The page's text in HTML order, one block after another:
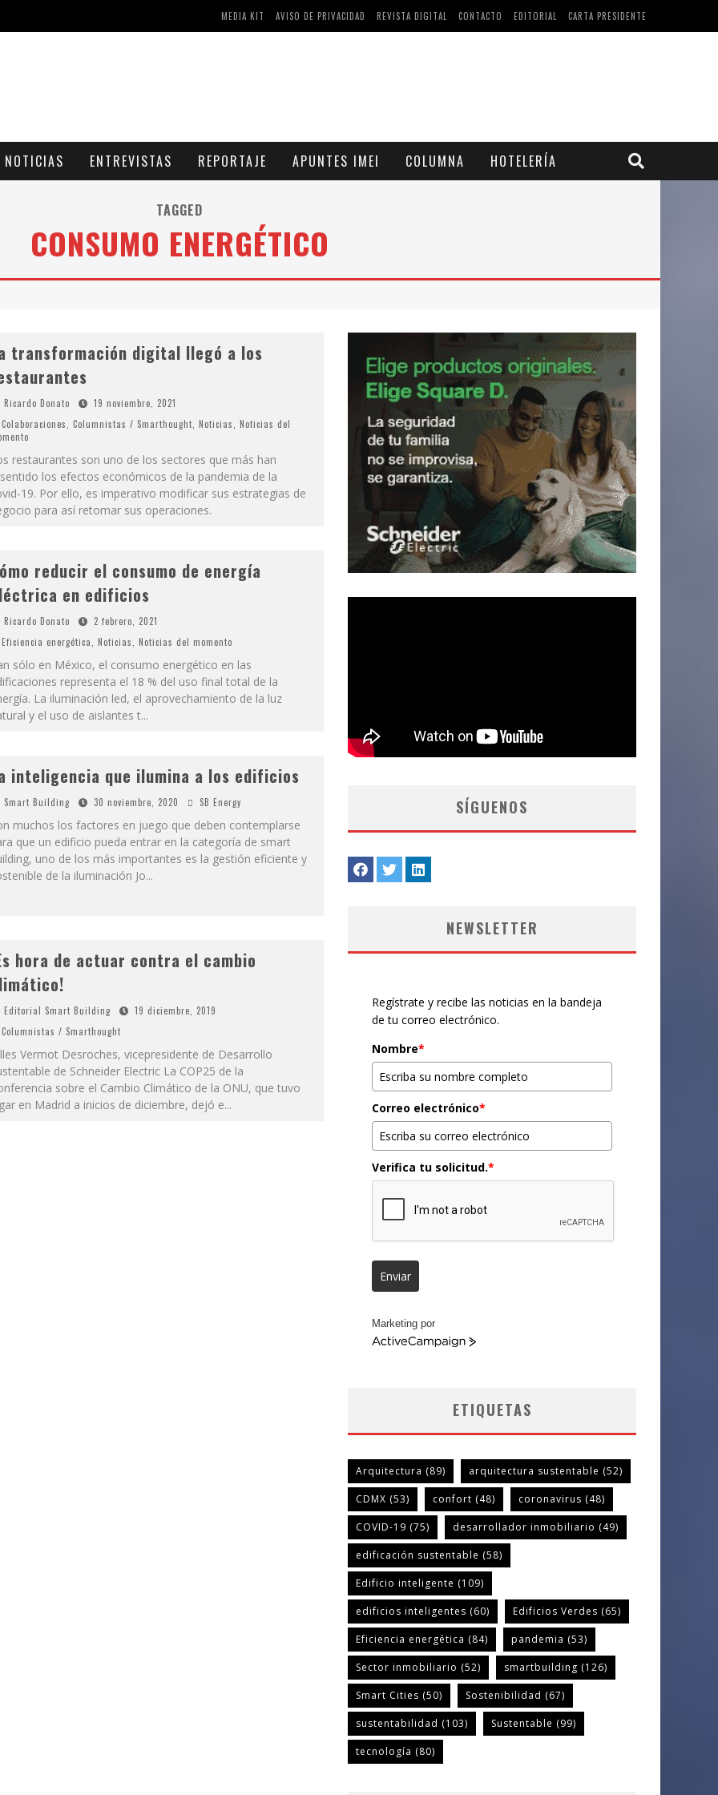
CARTA PRESIDENTE
EDITORIAL
CONTACTO
REVISTA DIGITAL
AVISO DE PRIVACIDAD
MEDIA KIT
NOTICIAS ENTREVISTAS REPORTAJE APUNTES IMEI COLUMNA HOTELERÍA
TAGGED
CONSUMO ENERGÉTICO
transformación digital llegó a los
Ricardo Donato
19 noviembre, 2021
Colaboraciones
Columnistas / Smarthought Noticias
Noticias del
restaurantes son uno de los sectores que más han
los efectos económicos de la pandemia de la
19. Por ello, es imperativo modificar sus estrategias de
para así retomar sus operaciones.
reducir el consumo de energía
en edificios
Ricardo Donato
2 febrero, 2021
Eficiencia energética
Noticias Noticias del momento
sólo en México, el consumo energético en las
representa el 18 % del uso final total de la
La iluminación led, el aprovechamiento de la luz
y el uso de aislantes t...
inteligencia que ilumina a los edificios
Smart Building 30 noviembre, 2020 SB Energy
muchos los factores en juego que deben contemplarse
que un edificio pueda entrar en la categoría de smart
uno de los más importantes es la gestión eficiente y
de la iluminación Jo...
hora de actuar contra el cambio
Editorial Smart Building
19 diciembre, 2019
Columnistas / Smarthought
Vermot Desroches, vicepresidente de Desarrollo
de Schneider Electric La COP25 de la
sobre el Cambio Climático de la ONU, que tuvo
en Madrid a inicios de diciembre, dejó e...
SÍGUENOS
NEWSLETTER
Regístrate y recibe las noticias en la bandeja
de tu correo electrónico.
Nombre*
Correo electrónico*
Verifica tu solicitud.*
Enviar
Marketing por
ActiveCampaign
ETIQUETAS
Arquitectura (89) arquitectura sustentable (52)
CDMX (53) confort (48) coronavirus (48)
COVID-19 (75) desarrollador inmobiliario (49)
edificación sustentable (58)
Edificio inteligente (109)
edificios inteligentes (60) Edificios Verdes (65)
Eficiencia energética (84) pandemia (53)
Sector inmobiliario (52) smartbuilding (126)
Smart Cities (50) Sostenibilidad (67)
sustentabilidad (103) Sustentable (99)
tecnología (80)